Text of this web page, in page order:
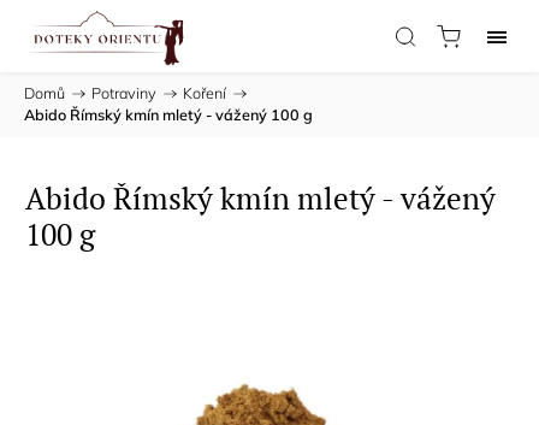
Domů / Potraviny / Koření /
Abido Římský kmín mletý - vážený 100 g
Abido Římský kmín mletý - vážený
100 g